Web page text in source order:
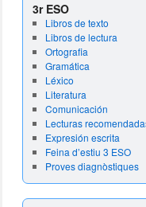
3r ESO
Libros de texto
Libros de lectura
Ortografia
Gramática
Léxico
Literatura
Comunicación
Lecturas
Expresión escrita
Feina d’estiu 3 ESO
Proves diagnòstiques